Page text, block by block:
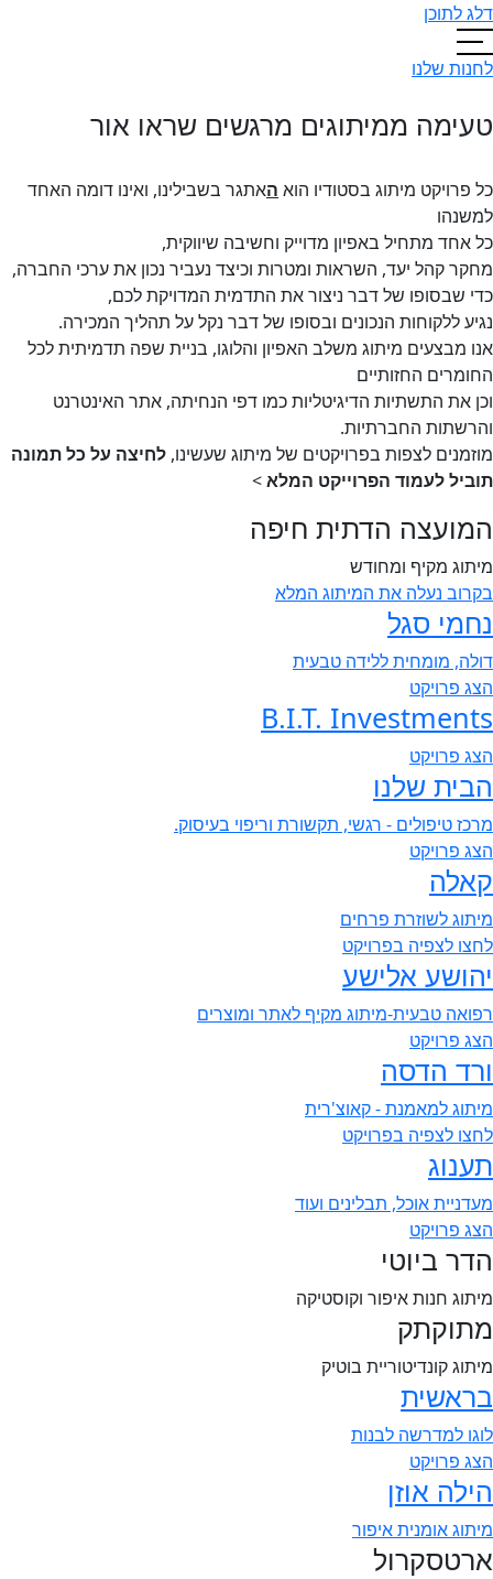
דלג לתוכן
לחנות שלנו
טעימה ממיתוגים מרגשים שראו אור
כל פרויקט מיתוג בסטודיו הוא האתגר בשבילינו, ואינו דומה האחד
למשנהו
כל אחד מתחיל באפיון מדוייק וחשיבה שיווקית,
מחקר קהל יעד, השראות ומטרות וכיצד נעביר נכון את ערכי החברה,
כדי שבסופו של דבר ניצור את התדמית המדויקת לכם,
נגיע ללקוחות הנכונים ובסופו של דבר נקל על תהליך המכירה.
אנו מבצעים מיתוג משלב האפיון והלוגו, בניית שפה תדמיתית לכל
החומרים החזותיים
וכן את התשתיות הדיגיטליות כמו דפי הנחיתה, אתר האינטרנט
והרשתות החברתיות.
מוזמנים לצפות בפרויקטים של מיתוג שעשינו, לחיצה על כל תמונה
תוביל לעמוד הפרוייקט המלא>
המועצה הדתית חיפה
מיתוג מקיף ומחודש
בקרוב נעלה את המיתוג המלא
נחמי סגל
דולה, מומחית ללידה טבעית
הצג פרויקט
B.I.T. Investments
הצג פרויקט
הבית שלנו
מרכז טיפולים - רגשי, תקשורת וריפוי בעיסוק.
הצג פרויקט
קאלה
מיתוג לשוזרת פרחים
לחצו לצפיה בפרויקט
יהושע אלישע
רפואה טבעית-מיתוג מקיף לאתר ומוצרים
הצג פרויקט
ורד הדסה
מיתוג למאמנת - קאוצ'רית
לחצו לצפיה בפרויקט
תענוג
מעדניית אוכל, תבלינים ועוד
הצג פרויקט
הדר ביוטי
מיתוג חנות איפור וקוסטיקה
מתוקתק
מיתוג קונדיטוריית בוטיק
בראשית
לוגו למדרשה לבנות
הצג פרויקט
הילה אוזן
מיתוג אומנית איפור
ארטסקרול